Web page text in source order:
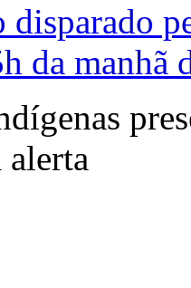
disparado
da manhã
alerta